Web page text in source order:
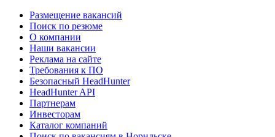
Размещение вакансий
Поиск по резюме
О компании
Наши вакансии
Реклама на сайте
Требования к ПО
Безопасный HeadHunter
HeadHunter API
Партнерам
Инвесторам
Каталог компаний